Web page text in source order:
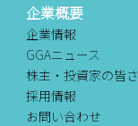
企業概要
企業情報
GGAニュース
株主・投資家の皆
採用情報
お問い合わせ